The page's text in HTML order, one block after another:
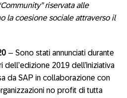
riservata alle
la coesione sociale attraverso il
– Sono stati annunciati durante
dell’edizione 2019 dell’iniziativa
da SAP in collaborazione con
no profit di tutta